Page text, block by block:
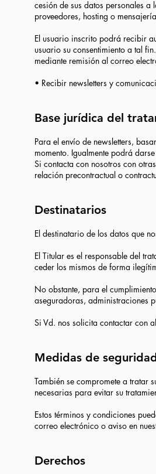
cesión de sus datos personales
proveedores, hosting o
El usuario inscrito podrá recibir
usuario su consentimiento a tal
mediante remisión al correo
• Recibir newsletters y
Base jurídica del
Para el envío de newsletters,
momento. Igualmente podrá
Si contacta con nosotros con
relación precontractual o
Destinatarios
El destinatario de los datos que
El Titular es el responsable del
ceder los mismos de forma
No obstante, para el
aseguradoras, administraciones
Si Vd. nos solicita contactar con
Medidas de
También se compromete a tratar
necesarias para evitar su
Estos términos y condiciones
correo electrónico o aviso en
Derechos